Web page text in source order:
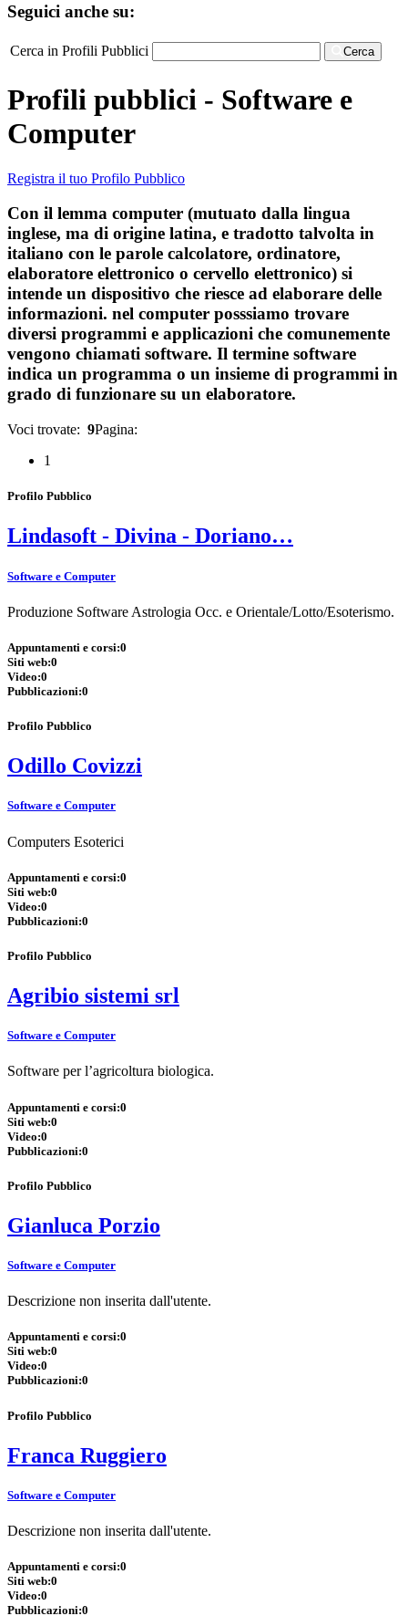
Seguici anche su:
Cerca in Profili Pubblici Cerca
Profili pubblici - Software e
Computer
Registra il tuo Profilo Pubblico
Con il lemma computer (mutuato dalla lingua
inglese, ma di origine latina, e tradotto talvolta in
italiano con le parole calcolatore, ordinatore,
elaboratore elettronico o cervello elettronico) si
intende un dispositivo che riesce ad elaborare delle
informazioni. nel computer posssiamo trovare
diversi programmi e applicazioni che comunemente
vengono chiamati software. Il termine software
indica un programma o un insieme di programmi in
grado di funzionare su un elaboratore.
Voci trovate: 9Pagina:
1
Profilo Pubblico
Lindasoft - Divina - Doriano…
Software e Computer
Produzione Software Astrologia Occ. e Orientale/Lotto/Esoterismo.
Appuntamenti e corsi:0
Siti web:0
Video:0
Pubblicazioni:0
Profilo Pubblico
Odillo Covizzi
Software e Computer
Computers Esoterici
Appuntamenti e corsi:0
Siti web:0
Video:0
Pubblicazioni:0
Profilo Pubblico
Agribio sistemi srl
Software e Computer
Software per l’agricoltura biologica.
Appuntamenti e corsi:0
Siti web:0
Video:0
Pubblicazioni:0
Profilo Pubblico
Gianluca Porzio
Software e Computer
Descrizione non inserita dall'utente.
Appuntamenti e corsi:0
Siti web:0
Video:0
Pubblicazioni:0
Profilo Pubblico
Franca Ruggiero
Software e Computer
Descrizione non inserita dall'utente.
Appuntamenti e corsi:0
Siti web:0
Video:0
Pubblicazioni:0